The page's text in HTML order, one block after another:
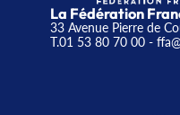
La Fédération
33 Avenue Pierre de
T.01 53 80 70 00-